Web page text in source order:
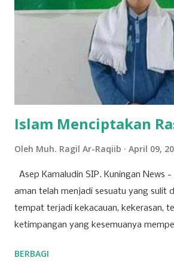
pangbadakan/sekarang blok Cimantri
Malaraman, dahulu disana tempatnya
(badak mandi lumpur) dan dari Pena/
dipakai menulis oleh bangsawan
Panulisan, maka sangatlah kental ada
Panulisan . Wilayah Kabupaten
dalam jaman keraja...
Islam Menciptakan
Oleh Muh. Ragil Ar-Raqiib April 09,
Asep Kamaludin SIP. Kuningan News -
aman telah menjadi sesuatu yang sulit
tempat terjadi kekacauan, kekerasan,
ketimpangan yang kesemuanya
ketidak-amanan. Padahal, setiap
BERBAGI